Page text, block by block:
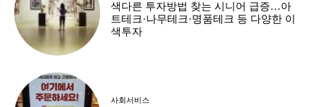
색다른 투자방법 찾는 시니어 급증…아
트테크·나무테크·명품테크 등 다양한 이
색투자
사회서비스